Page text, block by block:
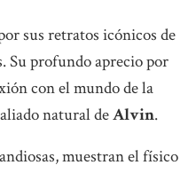
sus retratos icónicos de
Su profundo aprecio por
con el mundo de la
natural deAlvin.
muestran el físico